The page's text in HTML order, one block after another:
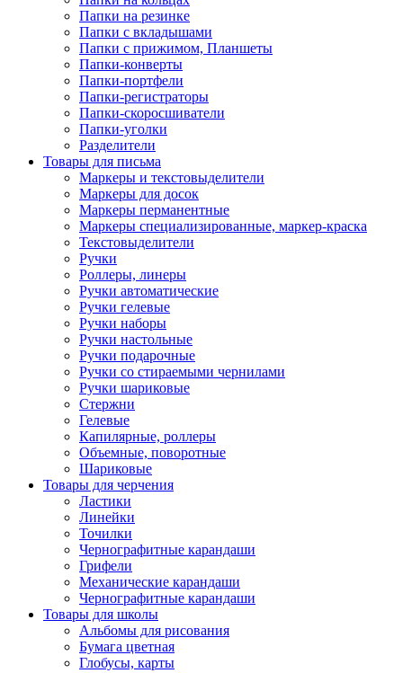
Папки на резинке
Папки с вкладышами
Папки с прижимом, Планшеты
Папки-конверты
Папки-портфели
Папки-регистраторы
Папки-скоросшиватели
Папки-уголки
Разделители
Товары для письма
Маркеры и текстовыделители
Маркеры для досок
Маркеры перманентные
Маркеры специализированные, маркер-краска
Текстовыделители
Ручки
Роллеры, линеры
Ручки автоматические
Ручки гелевые
Ручки наборы
Ручки настольные
Ручки подарочные
Ручки со стираемыми чернилами
Ручки шариковые
Стержни
Гелевые
Капилярные, роллеры
Объемные, поворотные
Шариковые
Товары для черчения
Ластики
Линейки
Точилки
Чернографитные карандаши
Грифели
Механические карандаши
Чернографитные карандаши
Товары для школы
Альбомы для рисования
Бумага цветная
Глобусы, карты